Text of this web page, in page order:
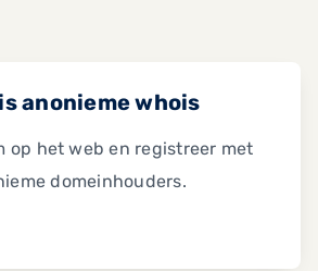
anonieme whois
op het web en registreer met
domeinhouders.